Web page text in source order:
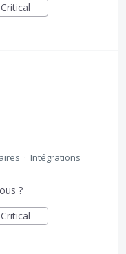
Critical
· Intégrations
?
Critical